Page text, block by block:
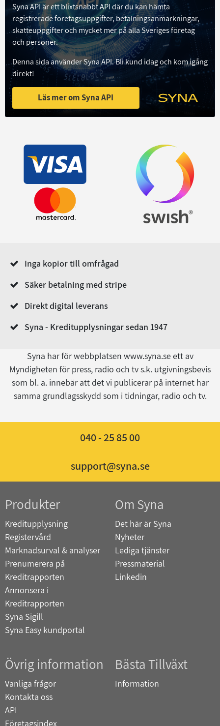
Syna API är ett blixtsnabbt API där du kan hämta
registrerade företagsuppgifter, betalningsanmärkningar,
skatteuppgifter och mycket mer på alla Sveriges företag
och personer.
Denna sida använder Syna API. Bli kund idag och kom igång
direkt!
Läs mer om Syna API
Inga kopior till omfrågad
Säker betalning med stripe
Direkt digital leverans
Syna - Kreditupplysningar sedan 1947
Syna har för webbplatsen www.syna.se ett av
Myndigheten för press, radio och tv s.k. utgivningsbevis
som bl. a. innebär att det vi publicerar på internet har
samma grundlagsskydd som i tidningar, radio och tv.
040 - 25 85 00
support@syna.se
Produkter
Kreditupplysning
Registervård
Marknadsurval & analyser
Prenumerera på
Kreditrapporten
Annonsera i
Kreditrapporten
Syna Sigill
Syna Easy kundportal
Om Syna
Det här är Syna
Nyheter
Lediga tjänster
Pressmaterial
Linkedin
Övrig information
Vanliga frågor
Kontakta oss
API
Företagsindex
Bästa Tillväxt
Information